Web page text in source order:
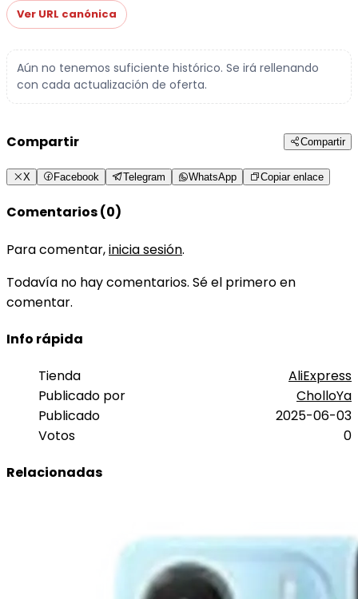
Ver URL canónica
Aún no tenemos suficiente histórico. Se irá rellenando
con cada actualización de oferta.
Compartir Compartir
X Facebook Telegram WhatsApp Copiar enlace
Comentarios (0)
Para comentar,inicia sesión.
Todavía no hay comentarios. Sé el primero en
comentar.
Info rápida
Tienda
AliExpress
Publicado por
CholloYa
Publicado
2025-06-03
Votos
0
Relacionadas